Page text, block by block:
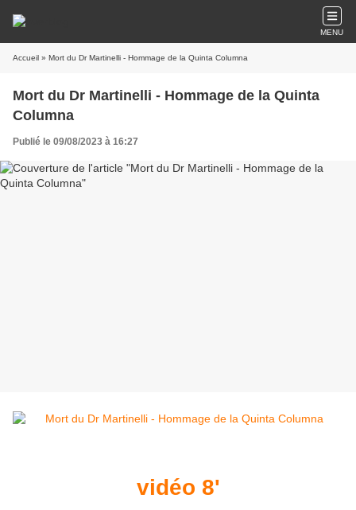
MENU
Accueil » Mort du Dr Martinelli - Hommage de la Quinta Columna
Mort du Dr Martinelli - Hommage de la Quinta
Columna
Publié le 09/08/2023 à 16:27
vidéo 8'